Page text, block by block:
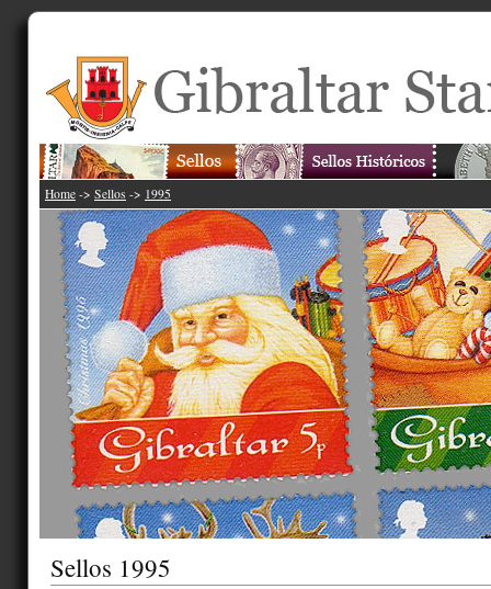
Home -> Sellos -> 1995
Sellos 1995